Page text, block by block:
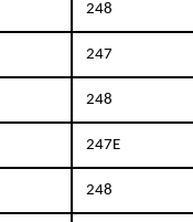
248
247
248
247E
248